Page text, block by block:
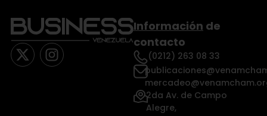
Información de
contacto
(0212) 263 08 33
2da Av. de Campo
Alegre,